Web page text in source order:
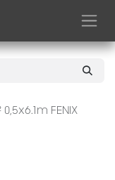
FENIX